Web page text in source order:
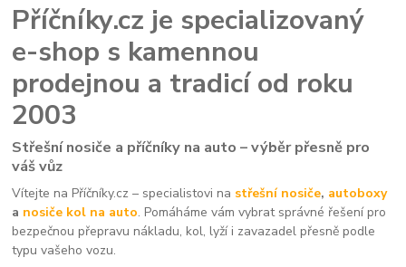
Příčníky.cz je specializovaný
e-shop s kamennou
prodejnou a tradicí od roku
2003
Střešní nosiče a příčníky na auto – výběr přesně pro
váš vůz
Vítejte na Příčníky.cz – specialistovi na střešní nosiče, autoboxy
a nosiče kol na auto. Pomáháme vám vybrat správné řešení pro
bezpečnou přepravu nákladu, kol, lyží i zavazadel přesně podle
typu vašeho vozu.